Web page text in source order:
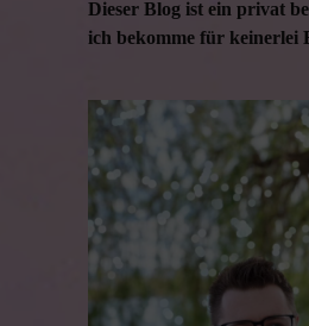
Dieser Blog ist ein privat
ich bekomme für keinerlei